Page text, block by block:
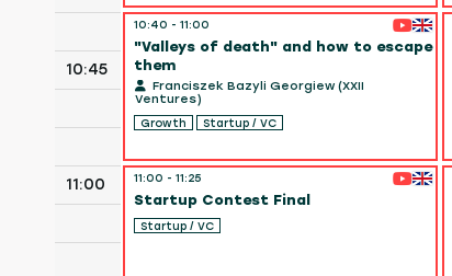
10:45
11:00
10:40 - 11:00
"Valleys of death" and how to escape
them
Franciszek Bazyli Georgiew (XXII
Ventures)
Growth
Startup / VC
11:00 - 11:25
Startup Contest Final
Startup / VC